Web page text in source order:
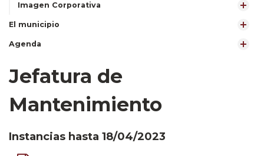
Imagen Corporativa
El municipio
Agenda
Jefatura de
Mantenimiento
Instancias hasta 18/04/2023